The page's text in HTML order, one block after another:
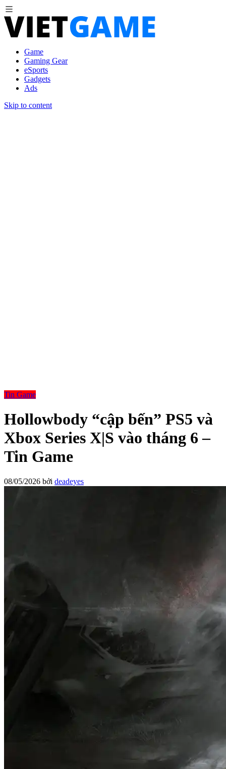
Game
Gaming Gear
eSports
Gadgets
Ads
Skip to content
Tin Game
Hollowbody “cập bến” PS5 và
Xbox Series X|S vào tháng 6 –
Tin Game
08/05/2026 bởi deadeyes